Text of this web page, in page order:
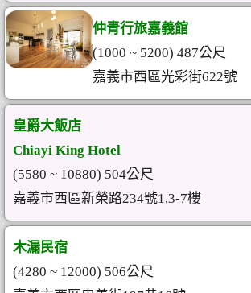
仲青行旅嘉義館
(1000 ~ 5200) 487公尺
嘉義市西區光彩街622號
皇爵大飯店
Chiayi King Hotel
(5580 ~ 10880) 504公尺
嘉義市西區新榮路234號1,3-7樓
木漏民宿
(4280 ~ 12000) 506公尺